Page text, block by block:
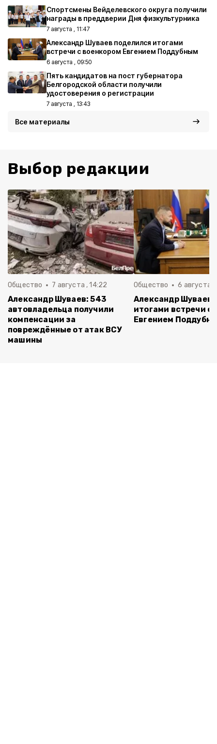
Спортсмены Вейделевского округа получили
награды в преддверии Дня физкультурника
7 августа , 11:47
Александр Шуваев поделился итогами
встречи с военкором Евгением Поддубным
6 августа , 09:50
Пять кандидатов на пост губернатора
Белгородской области получили
удостоверения о регистрации
7 августа , 13:43
Все материалы
Выбор редакции
Общество 7 августа , 14:22
Александр Шуваев: 543
автовладельца получили
компенсации за
повреждённые от атак ВСУ
машины
Общество 6 августа ,
Александр Шуваев
итогами встречи с
Евгением